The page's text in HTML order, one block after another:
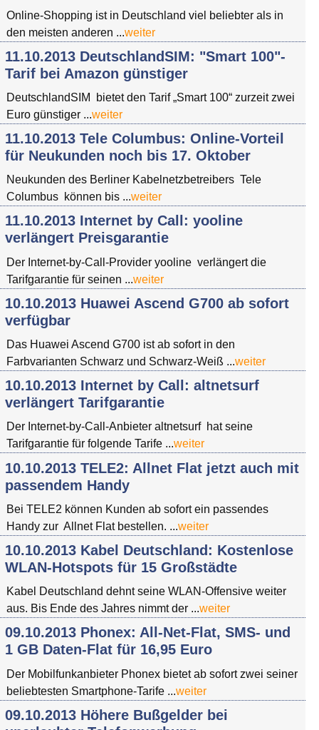
Online-Shopping ist in Deutschland viel beliebter als in
den meisten anderen ...weiter
11.10.2013 DeutschlandSIM: "Smart 100"-
Tarif bei Amazon günstiger
DeutschlandSIM bietet den Tarif „Smart 100“ zurzeit zwei
Euro günstiger ...weiter
11.10.2013 Tele Columbus: Online-Vorteil
für Neukunden noch bis 17. Oktober
Neukunden des Berliner Kabelnetzbetreibers Tele
Columbus können bis ...weiter
11.10.2013 Internet by Call: yooline
verlängert Preisgarantie
Der Internet-by-Call-Provider yooline verlängert die
Tarifgarantie für seinen ...weiter
10.10.2013 Huawei Ascend G700 ab sofort
verfügbar
Das Huawei Ascend G700 ist ab sofort in den
Farbvarianten Schwarz und Schwarz-Weiß ...weiter
10.10.2013 Internet by Call: altnetsurf
verlängert Tarifgarantie
Der Internet-by-Call-Anbieter altnetsurf hat seine
Tarifgarantie für folgende Tarife ...weiter
10.10.2013 TELE2: Allnet Flat jetzt auch mit
passendem Handy
Bei TELE2 können Kunden ab sofort ein passendes
Handy zur Allnet Flat bestellen. ...weiter
10.10.2013 Kabel Deutschland: Kostenlose
WLAN-Hotspots für 15 Großstädte
Kabel Deutschland dehnt seine WLAN-Offensive weiter
aus. Bis Ende des Jahres nimmt der ...weiter
09.10.2013 Phonex: All-Net-Flat, SMS- und
1 GB Daten-Flat für 16,95 Euro
Der Mobilfunkanbieter Phonex bietet ab sofort zwei seiner
beliebtesten Smartphone-Tarife ...weiter
09.10.2013 Höhere Bußgelder bei